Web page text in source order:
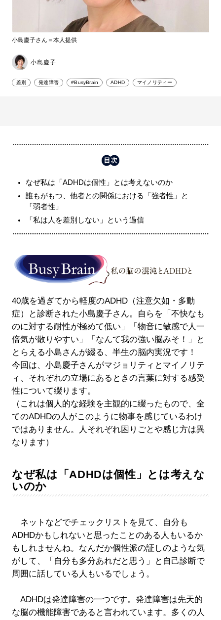
小島慶子さん＝本人提供
小島慶子
差別 発達障害 #BusyBrain ADHD マイノリティー
なぜ私は「ADHDは個性」とは考えないのか
誰もがもつ、他者との関係における「強者性」と
「弱者性」
「私は人を差別しない」という過信
40歳を過ぎてから軽度のADHD（注意欠如・多動
症）と診断された小島慶子さん。自らを「不快なも
のに対する耐性が極めて低い」「物音に敏感で人一
倍気が散りやすい」「なんて我の強い脳みそ！」と
とらえる小島さんが綴る、半生の脳内実況です！
今回は、小島慶子さんがマジョリティとマイノリテ
ィ、それぞれの立場にあるときの言葉に対する感受
性について綴ります。
（これは個人的な経験を主観的に綴ったもので、全
てのADHDの人がこのように物事を感じているわけ
ではありません。人それぞれ困りごとや感じ方は異
なります）
なぜ私は「ADHDは個性」とは考えな
いのか
ネットなどでチェックリストを見て、自分も
ADHDかもしれないと思ったことのある人もいるか
もしれませんね。なんだか個性派の証しのような気
がして、「自分も多分あれだと思う」と自己診断で
周囲に話している人もいるでしょう。
ADHDは発達障害の一つです。発達障害は先天的
な脳の機能障害であると言われています。多くの人